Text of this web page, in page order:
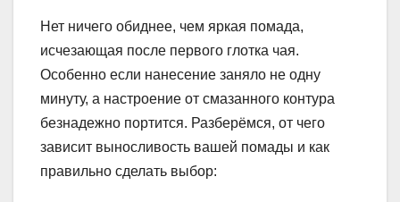
Нет ничего обиднее, чем яркая помада,
исчезающая после первого глотка чая.
Особенно если нанесение заняло не одну
минуту, а настроение от смазанного контура
безнадежно портится. Разберёмся, от чего
зависит выносливость вашей помады и как
правильно сделать выбор: